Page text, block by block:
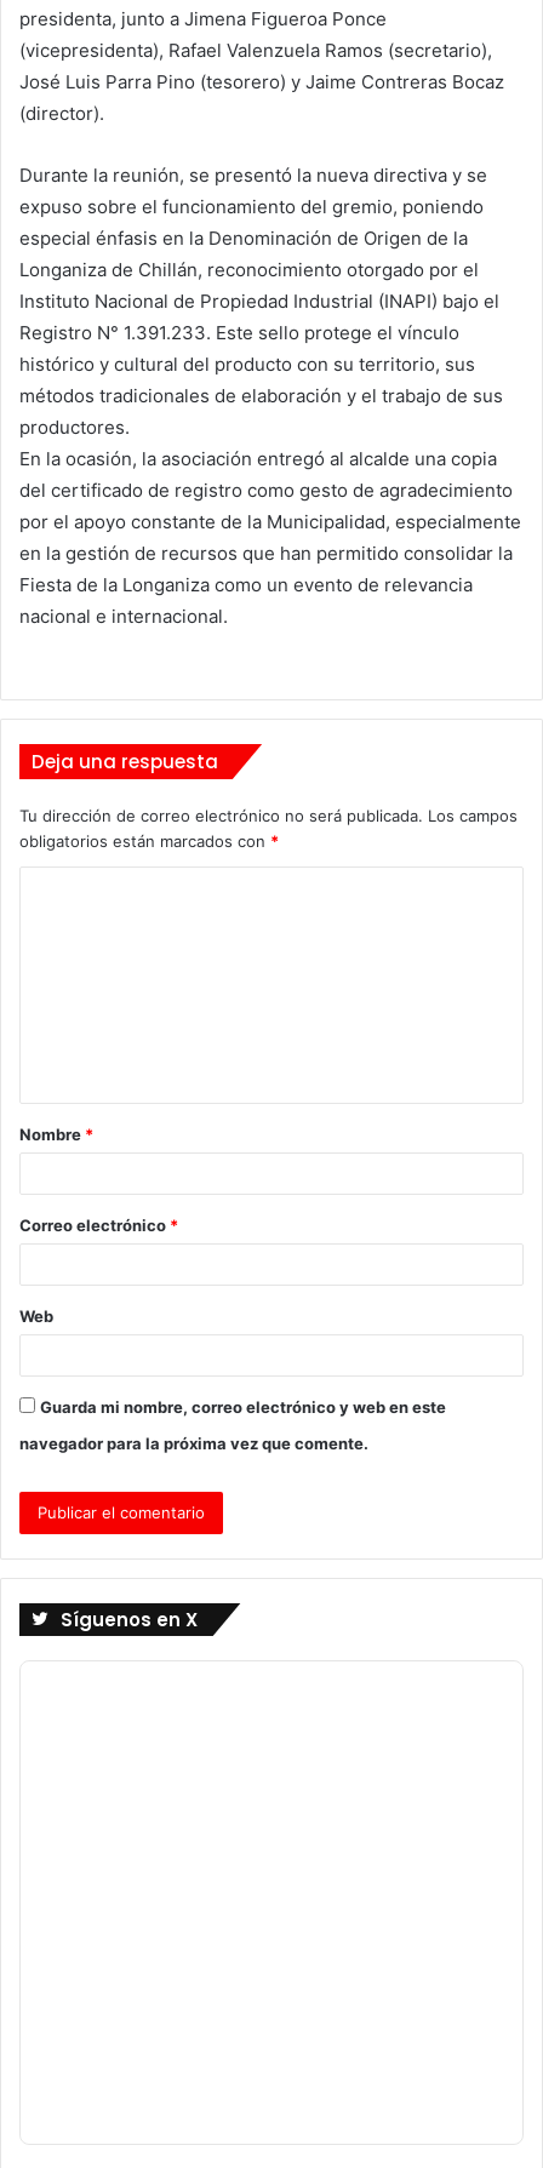
presidenta, junto a Jimena Figueroa Ponce
(vicepresidenta), Rafael Valenzuela Ramos (secretario),
José Luis Parra Pino (tesorero) y Jaime Contreras Bocaz
(director).
Durante la reunión, se presentó la nueva directiva y se
expuso sobre el funcionamiento del gremio, poniendo
especial énfasis en la Denominación de Origen de la
Longaniza de Chillán, reconocimiento otorgado por el
Instituto Nacional de Propiedad Industrial (INAPI) bajo el
Registro N° 1.391.233. Este sello protege el vínculo
histórico y cultural del producto con su territorio, sus
métodos tradicionales de elaboración y el trabajo de sus
productores.
En la ocasión, la asociación entregó al alcalde una copia
del certificado de registro como gesto de agradecimiento
por el apoyo constante de la Municipalidad, especialmente
en la gestión de recursos que han permitido consolidar la
Fiesta de la Longaniza como un evento de relevancia
nacional e internacional.
Deja una respuesta
Tu dirección de correo electrónico no será publicada. Los campos
obligatorios están marcados con *
a
r
*
Nombre *
Correo electrónico *
Web
Guarda mi nombre, correo electrónico y web en este
navegador para la próxima vez que comente.
Síguenos en X